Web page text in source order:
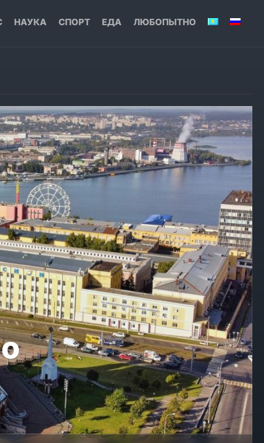
НАУКА СПОРТ ЕДА ЛЮБОПЫТНО